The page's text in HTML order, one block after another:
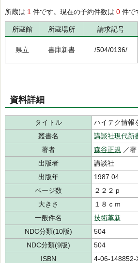
所蔵は 1 件です。現在の予約件数は 0 件で
所蔵館 所蔵場所 請求記号
県立 書庫新書 /504/0136/
資料詳細
タイトル
ハイテク情報
叢書名
講談社現代
著者
森谷正規 ／著
出版者
講談社
出版年
1987.04
ページ数
２２２ｐ
大きさ
１８ｃｍ
一般件名
技術革新
NDC分類(10版)
504
NDC分類(9版)
504
ISBN
4-06-148852-